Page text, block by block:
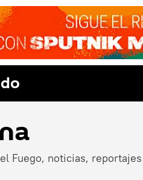
Fuego, noticias,